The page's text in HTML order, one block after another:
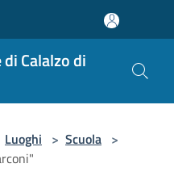
Calalzo di
Luoghi > Scuola >